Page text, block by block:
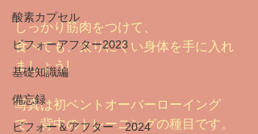
酸素カプセル
ビフォーアフター2023
基礎知識編
備忘録
ビフォー＆アフター 2024
しっかり筋肉をつけて、
食べても、太りにくい身体を手に入れ
ましょう!
写真は初ベントオーバーローイング
で、背中のトレーニングの種目です。